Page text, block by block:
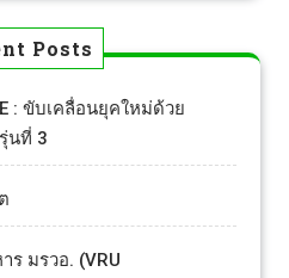
Posts
: ขับเคลื่อนยุคใหม่ด้วย
นที่ 3
ร มรวอ. (VRU